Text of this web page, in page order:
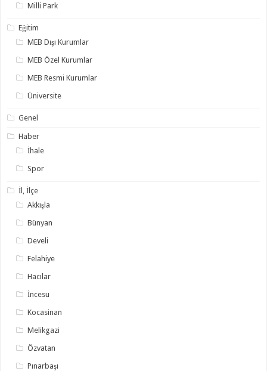
Milli Park
Eğitim
MEB Dışı Kurumlar
MEB Özel Kurumlar
MEB Resmi Kurumlar
Üniversite
Genel
Haber
İhale
Spor
İl, İlçe
Akkışla
Bünyan
Develi
Felahiye
Hacılar
İncesu
Kocasinan
Melikgazi
Özvatan
Pınarbaşı